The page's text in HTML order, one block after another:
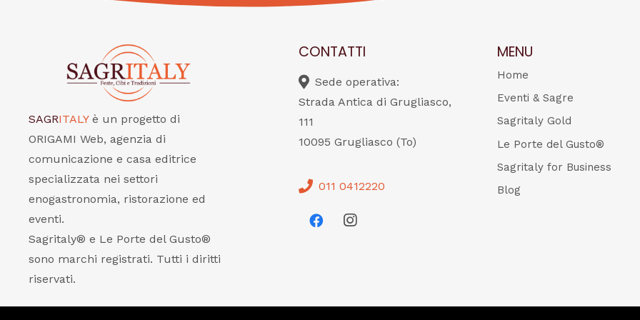
SAGRITALY è un progetto di
ORIGAMI Web, agenzia di
comunicazione e casa editrice
specializzata nei settori
enogastronomia, ristorazione ed
eventi.
Sagritaly® e Le Porte del Gusto®
sono marchi registrati. Tutti i diritti
riservati.
CONTATTI
Sede operativa:
Strada Antica di Grugliasco,
111
10095 Grugliasco (To)
011 0412220
MENU
Home
Eventi & Sagre
Sagritaly Gold
Le Porte del Gusto®
Sagritaly for Business
Blog